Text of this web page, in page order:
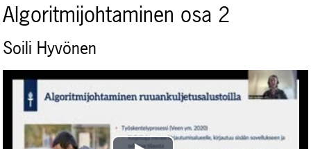
Algoritmijohtaminen osa 2
Soili Hyvönen